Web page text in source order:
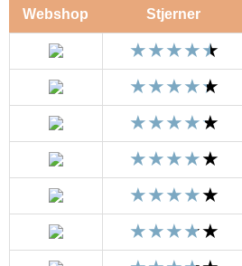
Webshop Stjerner